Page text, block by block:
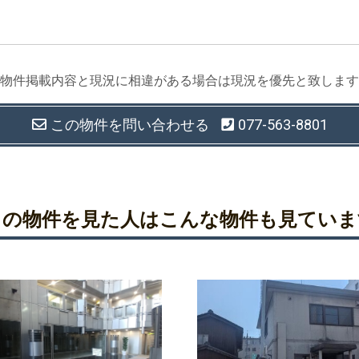
件掲載内容と現況に相違がある場合は現況を優先と致しま
この物件を問い合わせる 077-563-8801
物件を見た人はこんな物件も見てい